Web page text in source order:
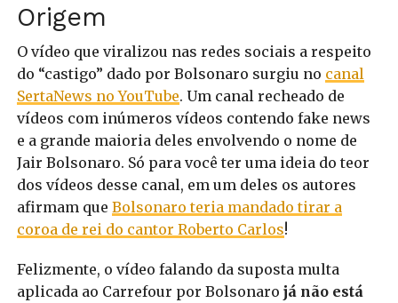
Origem
O vídeo que viralizou nas redes sociais a respeito
do “castigo” dado por Bolsonaro surgiu no canal
SertaNews no YouTube. Um canal recheado de
vídeos com inúmeros vídeos contendo fake news
e a grande maioria deles envolvendo o nome de
Jair Bolsonaro. Só para você ter uma ideia do teor
dos vídeos desse canal, em um deles os autores
afirmam que Bolsonaro teria mandado tirar a
coroa de rei do cantor Roberto Carlos!
Felizmente, o vídeo falando da suposta multa
aplicada ao Carrefour por Bolsonaro já não está